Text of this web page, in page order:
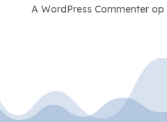
A WordPress Commenterop